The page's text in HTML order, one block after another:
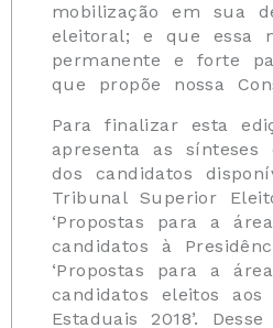
mobilização em sua
eleitoral; e que essa
permanente e forte
que propõe nossa
Para finalizar esta
apresenta as sínteses
dos candidatos
Tribunal Superior
‘Propostas para a
candidatos à
‘Propostas para a
candidatos eleitos aos
Estaduais 2018’.